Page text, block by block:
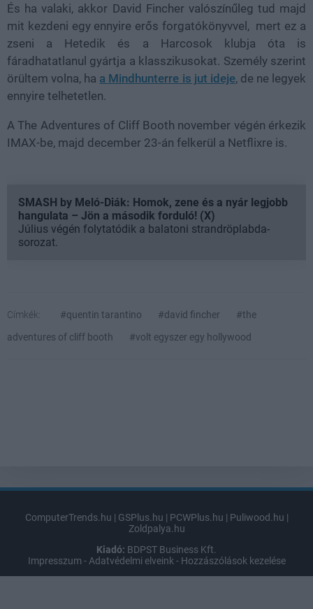
És ha valaki, akkor David Finchervalószínűleg tud majd
mit kezdeni egy ennyire erős forgatókönyvvel, mert ez a
zseni a Hetedik és a Harcosok klubja óta is
fáradhatatlanul gyártja a klasszikusokat. Személy szerint
örültem volna, ha a Mindhunterre is jut ideje, de ne legyek
ennyire telhetetlen.
AThe Adventures of Cliff Booth november végén érkezik
IMAX-be, majd december 23-án felkerül a Netflixre is.
SMASH by Meló-Diák: Homok, zene és a nyár legjobb
hangulata – Jön a második forduló! (X)
Július végén folytatódik a balatoni strandröplabda-
sorozat.
Címkék: #quentin tarantino #david fincher
#the
adventures of cliff booth
#volt egyszer egy hollywood
ComputerTrends.hu | GSPlus.hu | PCWPlus.hu | Puliwood.hu |
Zoldpalya.hu
Kiadó: BDPST Business Kft.
Impresszum - Adatvédelmi elveink - Hozzászólások kezelése